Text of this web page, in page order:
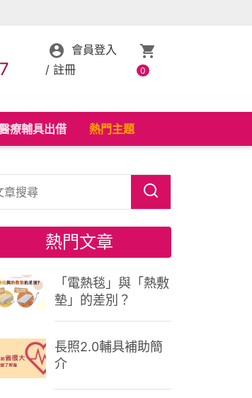
會員登入
/ 註冊 0
療輔具出借 熱門主題
熱門文章
「電熱毯」與「熱敷
墊」的差別？
長照2.0輔具補助簡
介